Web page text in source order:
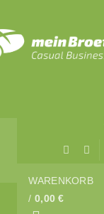
WARENKORB
/ 0,00€